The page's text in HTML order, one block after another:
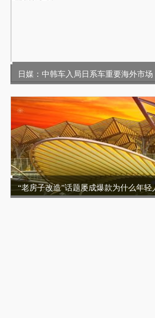
日媒：中韩车入局日系车重要海外市
“老房子改造”话题屡成爆款为什么年轻